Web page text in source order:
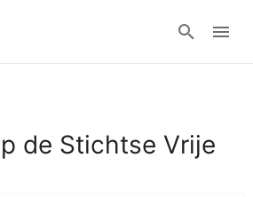
Vrije School
de Stichtse Vrije